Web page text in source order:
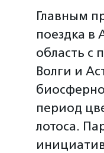
Главным
поездка в
область с
Волги и
период
лотоса.